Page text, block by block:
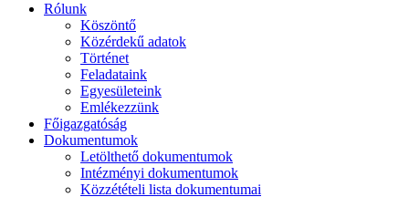
Rólunk
Köszöntő
Közérdekű adatok
Történet
Feladataink
Egyesületeink
Emlékezzünk
Főigazgatóság
Dokumentumok
Letölthető dokumentumok
Intézményi dokumentumok
Közzétételi lista dokumentumai